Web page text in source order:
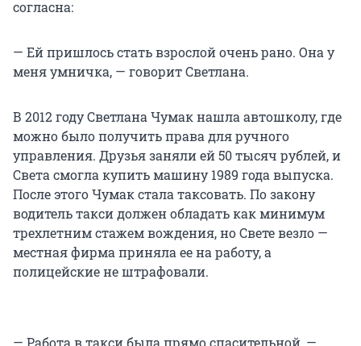
согласна:
— Ей пришлось стать взрослой очень рано. Она у
меня умничка, — говорит Светлана.
В 2012 году Светлана Чумак нашла автошколу, где
можно было получить права для ручного
управления. Друзья заняли ей 50 тысяч рублей, и
Света смогла купить машину 1989 года выпуска.
После этого Чумак стала таксовать. По закону
водитель такси должен обладать как минимум
трехлетним стажем вождения, но Свете везло —
местная фирма приняла ее на работу, а
полицейские не штрафовали.